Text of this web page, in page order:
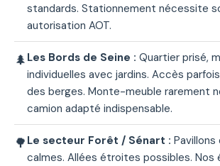
standards. Stationnement nécessite
autorisation AOT.
🌲 Les Bords de Seine : Quartier prisé,
individuelles avec jardins. Accès
des berges. Monte-meuble rarement
camion adapté indispensable.
🌳 Le secteur Forêt / Sénart :
calmes. Allées étroites possibles. Nos